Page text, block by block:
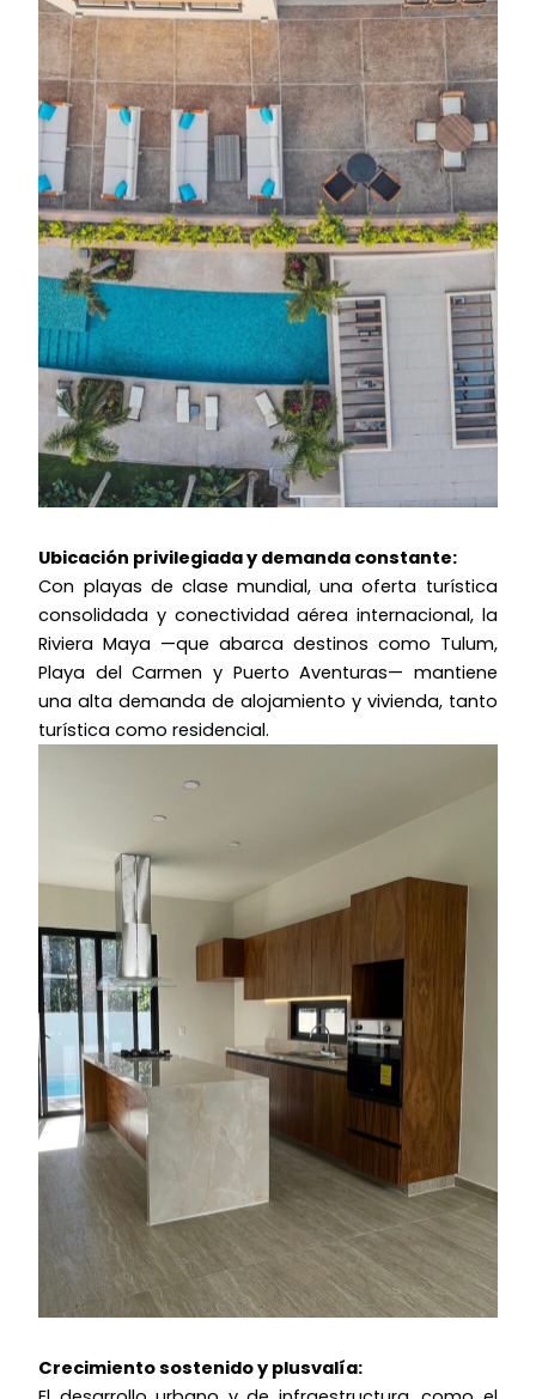
Ubicación privilegiada y demanda constante:
Con playas de clase mundial, una oferta turística
consolidada y conectividad aérea internacional, la
Riviera Maya —que abarca destinos como Tulum,
Playa del Carmen y Puerto Aventuras— mantiene
una alta demanda de alojamiento y vivienda, tanto
turística como residencial.
Crecimiento sostenido y plusvalía: